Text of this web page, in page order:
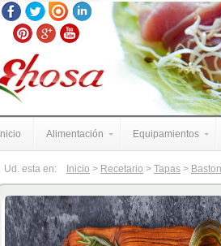
Inicio Alimentación Equipamientos
Ud. esta en: Inicio > Recetario > Tapas >